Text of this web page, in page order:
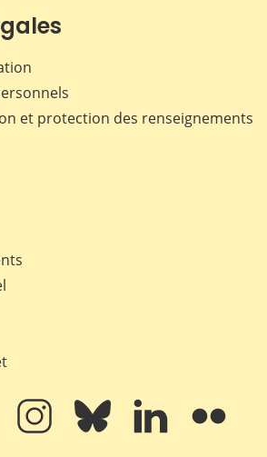
et protection des renseignements